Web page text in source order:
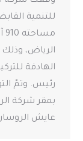
للتنمية
الرياض،
الهادفة
رئيس. وتمّ
بمقر شركة
عايش